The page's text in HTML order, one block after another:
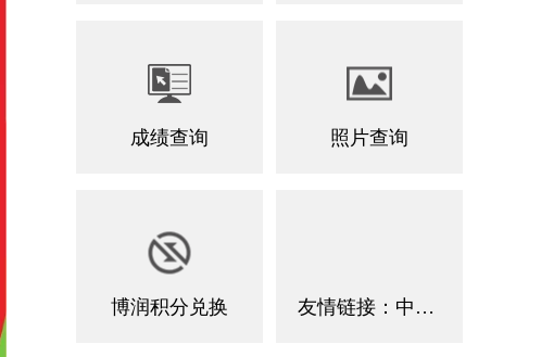
成绩查询 照片查询
博润积分兑换 友情链接：中国田径协会官方网站